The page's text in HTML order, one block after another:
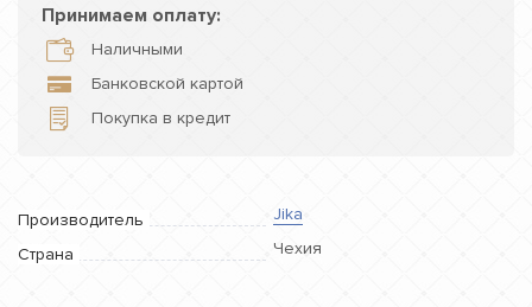
Принимаем оплату:
Наличными
Банковской картой
Покупка в кредит
Производитель
Jika
Страна
Чехия